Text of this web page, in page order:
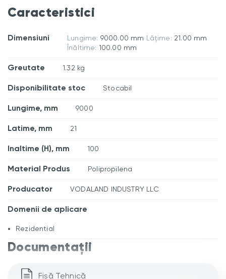
Caracteristici
Dimensiuni Lungime: 9000.00 mm Lățime: 21.00 mm
Înăltime: 100.00 mm
Greutate 1.32 kg
Disponibilitate stoc Stocabil
Lungime, mm 9000
Latime, mm 21
Inaltime (H), mm 100
Material Produs Polipropilena
Producator VODALAND INDUSTRY LLC
Domenii de aplicare
Rezidential
Documentații
Fișă Tehnică